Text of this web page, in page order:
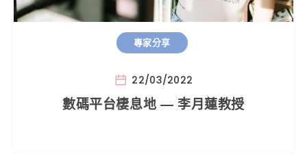
專家分享
22/03/2022
數碼平台棲息地 — 李月蓮教授